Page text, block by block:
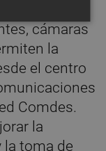
cámaras
la
el centro
Comdes.
la
la toma de